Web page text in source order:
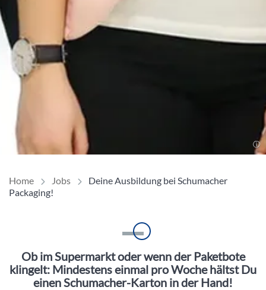
Home Jobs
Deine Ausbildung bei Schumacher
Packaging!
Einleitung
Ob im Supermarkt oder wenn der Paketbote
klingelt: Mindestens einmal pro Woche hältst Du
einen Schumacher-Karton in der Hand!